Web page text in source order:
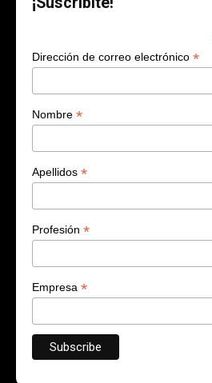
Dirección de correo electrónico *
Nombre *
Apellidos *
Profesión *
Empresa *